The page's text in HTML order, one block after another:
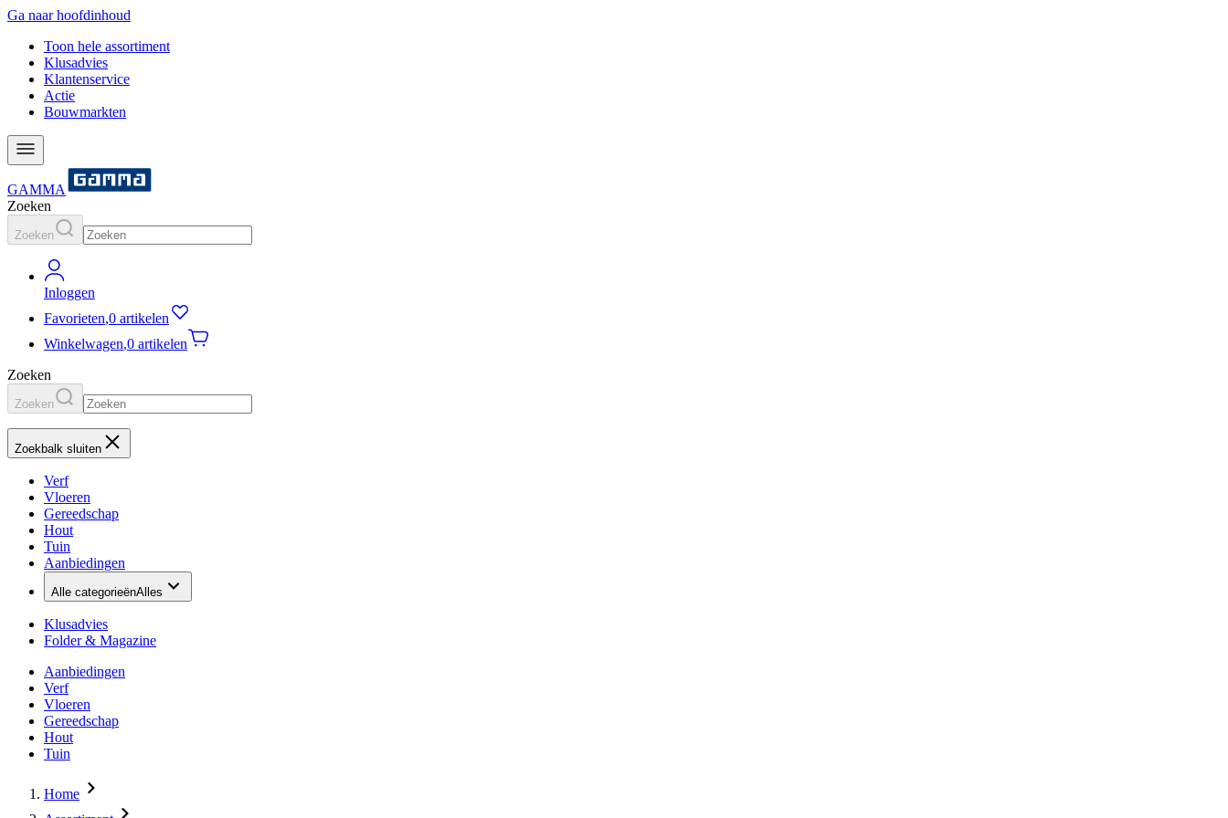
Ga naar hoofdinhoud
Toon hele assortiment
Klusadvies
Klantenservice
Actie
Bouwmarkten
GAMMA
Zoeken
Zoeken
Inloggen
Favorieten,0 artikelen
Winkelwagen,0 artikelen
Zoeken
Zoeken
Zoekbalk sluiten
Verf
Vloeren
Gereedschap
Hout
Tuin
Aanbiedingen
Alle categorieënAlles
Klusadvies
Folder & Magazine
Aanbiedingen
Verf
Vloeren
Gereedschap
Hout
Tuin
Home